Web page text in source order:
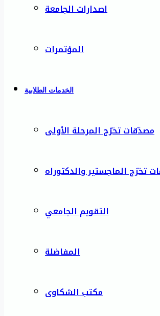
اصدارات الجامعة
المؤتمرات
الخدمات الطلابية
مصدّقات تخرّج المرحلة الأولى
تخرّج الماجستير والدكتوراه
التقويم الجامعي
المفاضلة
مكتب الشكاوى